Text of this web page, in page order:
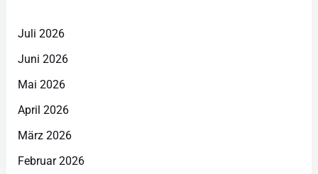
Juli 2026
Juni 2026
Mai 2026
April 2026
März 2026
Februar 2026